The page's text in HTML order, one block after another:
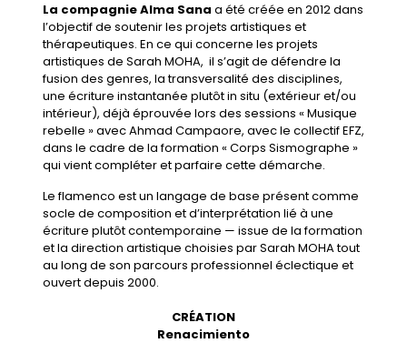
La compagnie Alma Sana a été créée en 2012 dans
l’objectif de soutenir les projets artistiques et
thérapeutiques. En ce qui concerne les projets
artistiques de Sarah MOHA, il s’agit de défendre la
fusion des genres, la transversalité des disciplines,
une écriture instantanée plutôt in situ (extérieur et/ou
intérieur), déjà éprouvée lors des sessions « Musique
rebelle » avec Ahmad Campaore, avec le collectif EFZ,
dans le cadre de la formation « Corps Sismographe »
qui vient compléter et parfaire cette démarche.
Le flamenco est un langage de base présent comme
socle de composition et d’interprétation lié à une
écriture plutôt contemporaine — issue de la formation
et la direction artistique choisies par Sarah MOHA tout
au long de son parcours professionnel éclectique et
ouvert depuis 2000.
CRÉATION
Renacimiento